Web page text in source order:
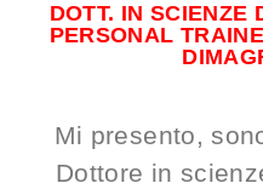
DOTT. IN SCIENZE
PERSONAL
Mi presento,
Dottore in